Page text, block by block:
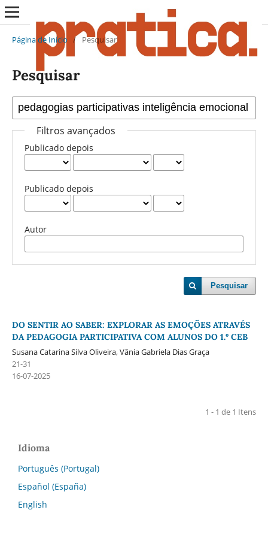
Página de Início / Pesquisar
Pesquisar
Filtros avançados
Publicado depois
Publicado depois
Autor
Pesquisar
DO SENTIR AO SABER: EXPLORAR AS EMOÇÕES ATRAVÉS
DA PEDAGOGIA PARTICIPATIVA COM ALUNOS DO 1.º CEB
Susana Catarina Silva Oliveira, Vânia Gabriela Dias Graça
21-31
16-07-2025
1 - 1 de 1 Itens
Idioma
Português (Portugal)
Español (España)
English